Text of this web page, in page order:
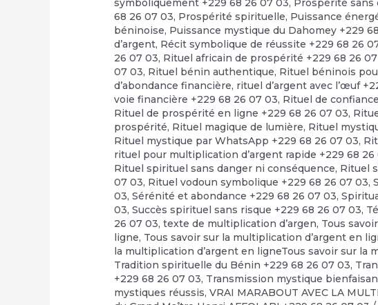
symboliquement +229 68 26 07 03, Prospérité sans
68 26 07 03, Prospérité spirituelle, Puissance
béninoise, Puissance mystique du Dahomey +229
d’argent, Récit symbolique de réussite +229 68 26
26 07 03, Rituel africain de prospérité +229 68 26
07 03, Rituel bénin authentique, Rituel béninois
d’abondance financière, rituel d’argent avec l’œuf
voie financière +229 68 26 07 03, Rituel de
Rituel de prospérité en ligne +229 68 26 07 03,
prospérité, Rituel magique de lumière, Rituel
Rituel mystique par WhatsApp +229 68 26 07 03,
rituel pour multiplication d’argent rapide +229 68 26
Rituel spirituel sans danger ni conséquence, Rituel
07 03, Rituel vodoun symbolique +229 68 26 07 03,
03,Sérénité et abondance +229 68 26 07 03,
03,Succès spirituel sans risque +229 68 26 07 03,
26 07 03,texte de multiplication d’argen, Tous
ligne, Tous savoir sur la multiplication d’argent en
la multiplication d’argent en ligneTous savoir sur la
Tradition spirituelle du Bénin +229 68 26 07 03,
+229 68 26 07 03, Transmission mystique
mystiques réussis,VRAI MARABOUT AVEC LA